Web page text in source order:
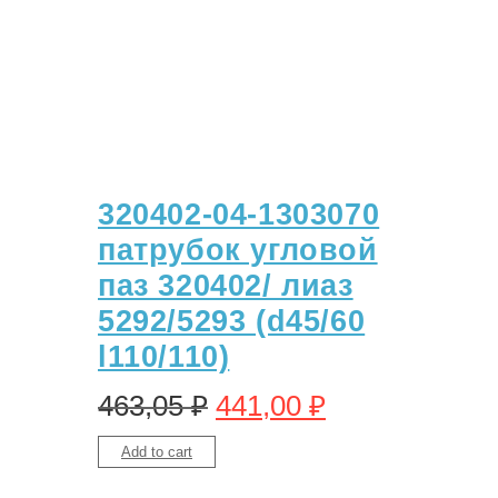
320402-04-1303070
патрубок угловой
паз 320402/ лиаз
5292/5293 (d45/60
l110/110)
463,05₽ 441,00 ₽
Add to cart